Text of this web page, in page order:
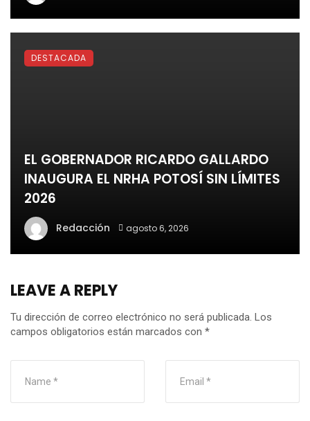
EL GOBERNADOR RICARDO GALLARDO
INAUGURA EL NRHA POTOSÍ SIN LÍMITES
2026
Redacción agosto 6, 2026
DESTACADA
LEAVE A REPLY
Tu dirección de correo electrónico no será publicada. Los
campos obligatorios están marcados con *